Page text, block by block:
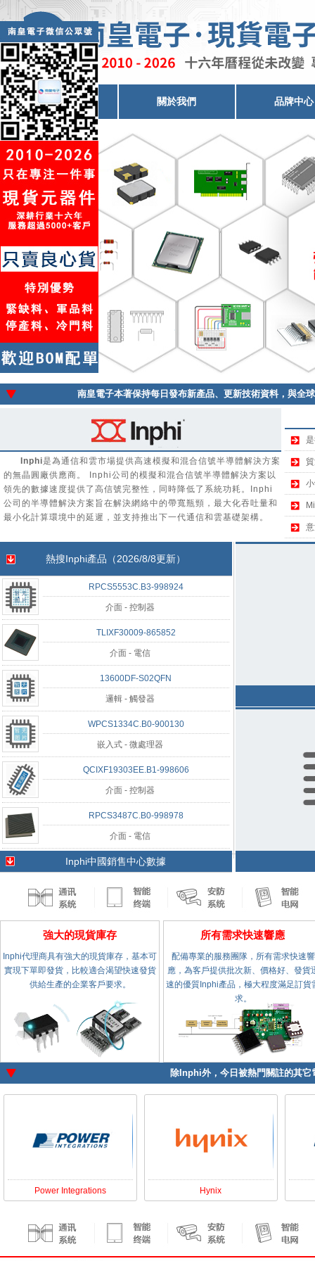
電子元器件代理 關於我們 品牌中心
南皇電子本著保持每日發布新產品、更新技術資料，與全
Inphi是為通信和雲市場提供高速模擬和混合信號半導體解決方案
的無晶圓廠供應商。 Inphi公司的模擬和混合信號半導體解決方案以
領先的數據速度提供了高信號完整性，同時降低了系統功耗。Inphi
公司的半導體解決方案旨在解決網絡中的帶寬瓶頸，最大化吞吐量和
最小化計算環境中的延遲，並支持推出下一代通信和雲基礎架構。
熱搜Inphi產品（2026/8/8更新）
RPCS5553C.B3-998924
介面 - 控制器
TLIXF30009-865852
介面 - 電信
13600DF-S02QFN
邏輯 - 觸發器
WPCS1334C.B0-900130
嵌入式 - 微處理器
QCIXF19303EE.B1-998606
介面 - 控制器
RPCS3487C.B0-998978
介面 - 電信
Inphi中國銷售中心數據
強大的現貨庫存
Inphi代理商具有強大的現貨庫存，基本可
實現下單即發貨，比較適合渴望快速發貨
供給生產的企業客戶要求。
所有需求快速響應
配備專業的服務團隊，所有需求快速響
應，為客戶提供批次新、價格好、發貨
速的優質Inphi產品，極大程度滿足訂貨
求。
除 Inphi外，今日被熱門關註的其
Power Integrations Hynix